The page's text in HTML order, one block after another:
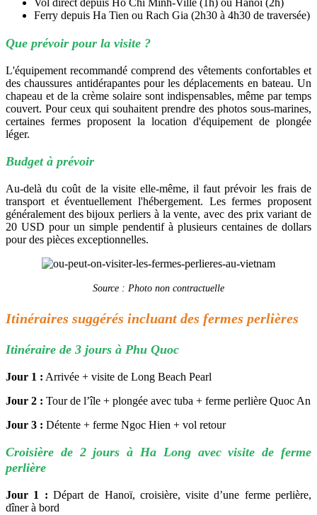
Vol direct depuis Ho Chi Minh-Ville (1h) ou Hanoi (2h)
Ferry depuis Ha Tien ou Rach Gia (2h30 à 4h30 de traversée)
Que prévoir pour la visite ?
L'équipement recommandé comprend des vêtements confortables et
des chaussures antidérapantes pour les déplacements en bateau. Un
chapeau et de la crème solaire sont indispensables, même par temps
couvert. Pour ceux qui souhaitent prendre des photos sous-marines,
certaines fermes proposent la location d'équipement de plongée
léger.
Budget à prévoir
Au-delà du coût de la visite elle-même, il faut prévoir les frais de
transport et éventuellement l'hébergement. Les fermes proposent
généralement des bijoux perliers à la vente, avec des prix variant de
20 USD pour un simple pendentif à plusieurs centaines de dollars
pour des pièces exceptionnelles.
Source : Photo non contractuelle
Itinéraires suggérés incluant des fermes perlières
Itinéraire de 3 jours à Phu Quoc
Jour 1 : Arrivée + visite de Long Beach Pearl
Jour 2 : Tour de l’île + plongée avec tuba + ferme perlière Quoc An
Jour 3 : Détente + ferme Ngoc Hien + vol retour
Croisière de 2 jours à Ha Long avec visite de ferme
perlière
Jour 1 : Départ de Hanoï, croisière, visite d’une ferme perlière,
dîner à bord